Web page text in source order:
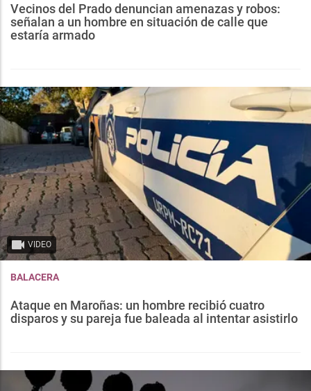
Vecinos del Prado denuncian amenazas y robos:
señalan a un hombre en situación de calle que
estaría armado
VIDEO
BALACERA
Ataque en Maroñas: un hombre recibió cuatro
disparos y su pareja fue baleada al intentar asistirlo